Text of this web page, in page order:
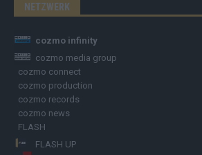
NETZWERK
cozmo infinity
cozmo media group
cozmo connect
cozmo production
cozmo records
cozmo news
FLASH
FLASH UP